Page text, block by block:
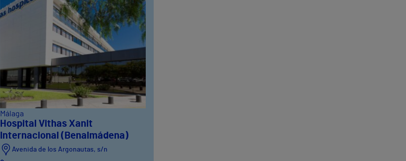
Málaga
Hospital Vithas Xanit
Internacional (Benalmádena)
Avenida de los Argonautas, s/n